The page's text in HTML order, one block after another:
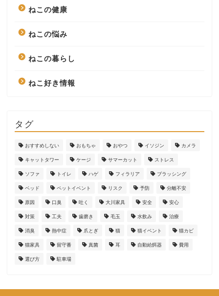
ねこの健康
ねこの悩み
ねこの暮らし
ねこ好き情報
タグ
おすすめしない おもちゃ おやつ イソジン カメラ
キャットタワー ケージ サマーカット ストレス
ソファ トイレ ハゲ フィラリア ブラッシング
ベッド ペットイベント リスク 予防 分離不安
原因 口臭 吐く 大川家具 安全 安心
対策 工夫 歯磨き 毛玉 水飲み 治療
消臭 熱中症 爪とぎ 猫 猫イベント 猫カビ
猫家具 留守番 真菌 耳 自動給餌器 費用
選び方 駐車場